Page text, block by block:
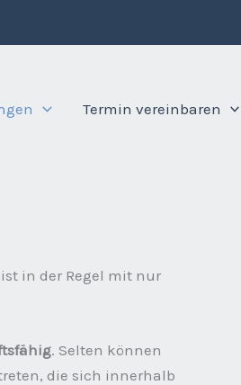
Termin vereinbaren
in der Regel mit nur
. Selten können
die sich innerhalb